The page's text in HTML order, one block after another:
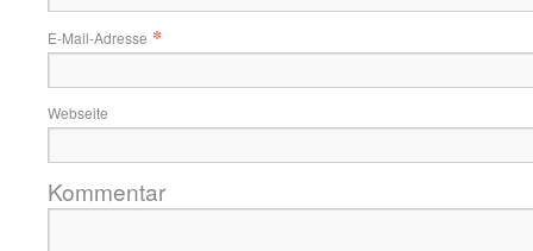
E-Mail-Adresse *
Webseite
Kommentar